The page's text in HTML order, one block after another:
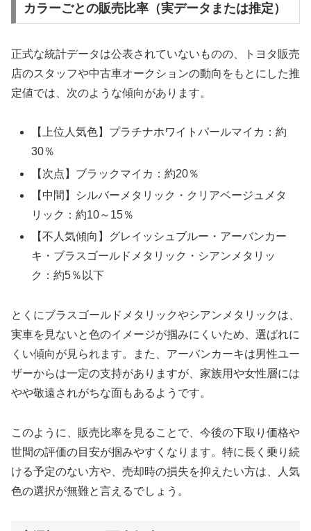
カラーごとの販売比率（実データまたは推定）
正式な統計データは公表されていないものの、トヨタ販売
店のスタッフや中古車オークションの動向をもとにした推
定値では、次のような傾向があります。
【上位人気色】プラチナホワイトパールマイカ：約
30％
【次点】ブラックマイカ：約20％
【中間】シルバーメタリック・クリアベージュメタ
リック：約10～15％
【不人気傾向】グレイッシュブルー・アーバンカー
キ・ブラスゴールドメタリック・シアンメタリッ
ク：約5％以下
とくにブラスゴールドメタリックやシアンメタリックは、
実車を見ないと色のイメージが掴みにくいため、選ばれに
くい傾向が見られます。また、アーバンカーキは男性ユー
ザーからは一定の支持がありますが、家族用や女性層には
やや敬遠されがちな面もあるようです。
このように、販売比率を見ることで、今後の下取り価格や
世間の評価の目安が掴みやすくなります。特に長く乗り続
ける予定のない方や、売却時の損失を抑えたい方は、人気
色の選択が無難と言えるでしょう。